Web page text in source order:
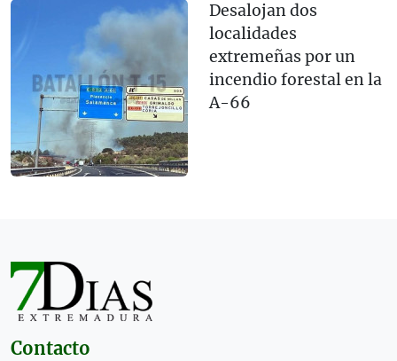
Desalojan dos
localidades
extremeñas por un
incendio forestal en la
A-66
Contacto